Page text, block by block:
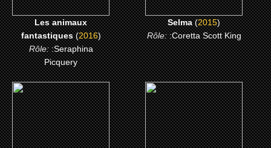
Les animaux
fantastiques(2016)
Rôle::Seraphina
Picquery
Selma(2015)
Rôle::Coretta Scott King
(2005)
Lackawanna Blues
(2001)
Boycott